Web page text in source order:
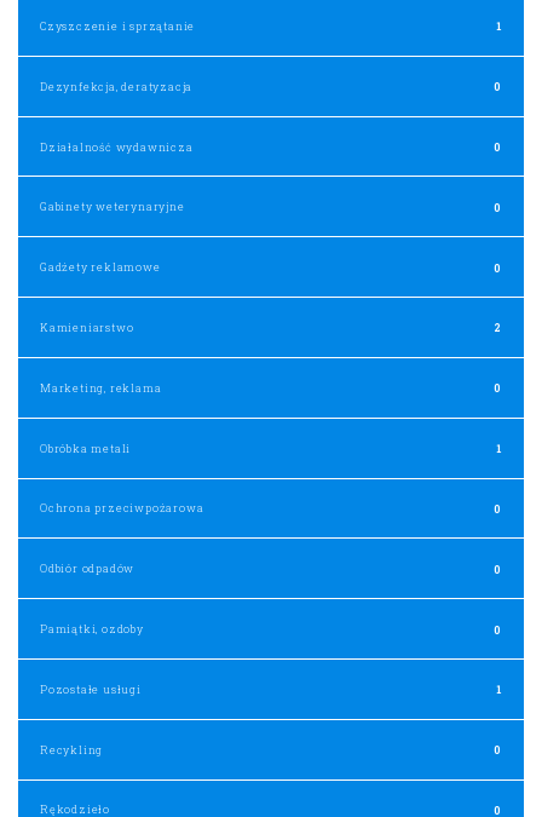
Czyszczenie i sprzątanie 1
Dezynfekcja, deratyzacja 0
Działalność wydawnicza 0
Gabinety weterynaryjne 0
Gadżety reklamowe 0
Kamieniarstwo 2
Marketing, reklama 0
Obróbka metali 1
Ochrona przeciwpożarowa 0
Odbiór odpadów 0
Pamiątki, ozdoby 0
Pozostałe usługi 1
Recykling 0
Rękodzieło 0